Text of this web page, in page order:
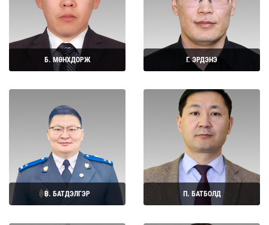
Б. МӨНХДОРЖ
Дэлгэрэнгүй
Г. ЭРДЭНЭ
Дэлгэрэнгүй
В. БАТДЭЛГЭР П. БАТБОЛД